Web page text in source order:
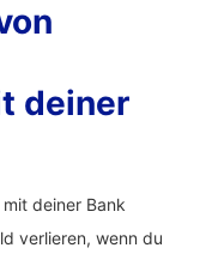
deiner
deiner Bank
verlieren, wenn du